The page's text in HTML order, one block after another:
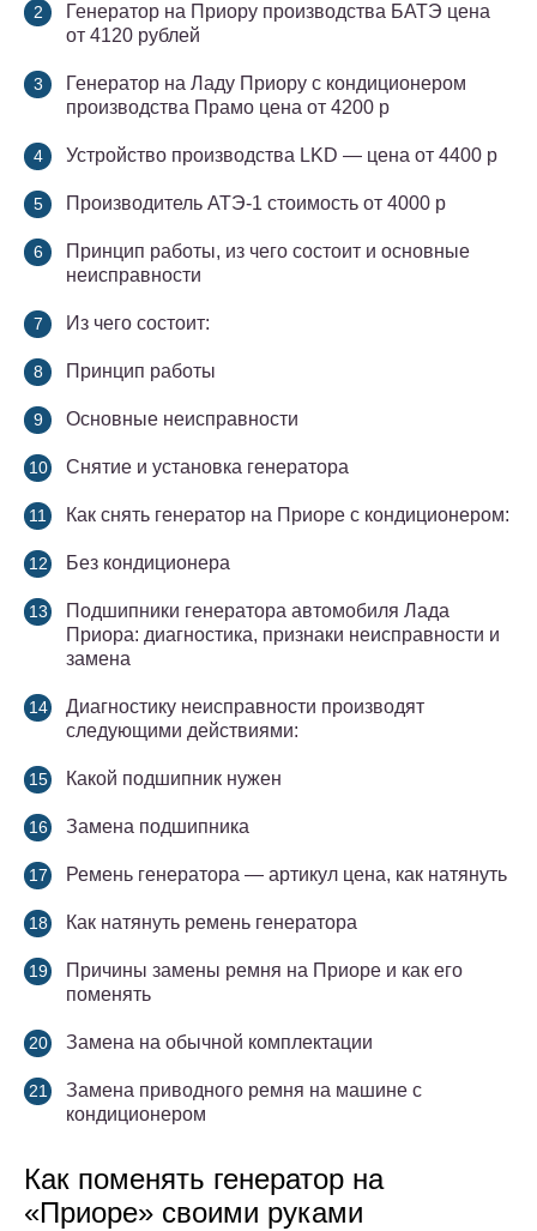
Генератор на Приору производства БАТЭ цена
от 4120 рублей
Генератор на Ладу Приору с кондиционером
производства Прамо цена от 4200 р
Устройство производства LKD — цена от 4400 р
Производитель АТЭ-1 cтоимость от 4000 р
Принцип работы, из чего состоит и основные
неисправности
Из чего состоит:
Принцип работы
Основные неисправности
Снятие и установка генератора
Как снять генератор на Приоре с кондиционером:
Без кондиционера
Подшипники генератора автомобиля Лада
Приора: диагностика, признаки неисправности и
замена
Диагностику неисправности производят
следующими действиями:
Какой подшипник нужен
Замена подшипника
Ремень генератора — артикул цена, как натянуть
Как натянуть ремень генератора
Причины замены ремня на Приоре и как его
поменять
Замена на обычной комплектации
Замена приводного ремня на машине с
кондиционером
Как поменять генератор на
«Приоре» своими руками